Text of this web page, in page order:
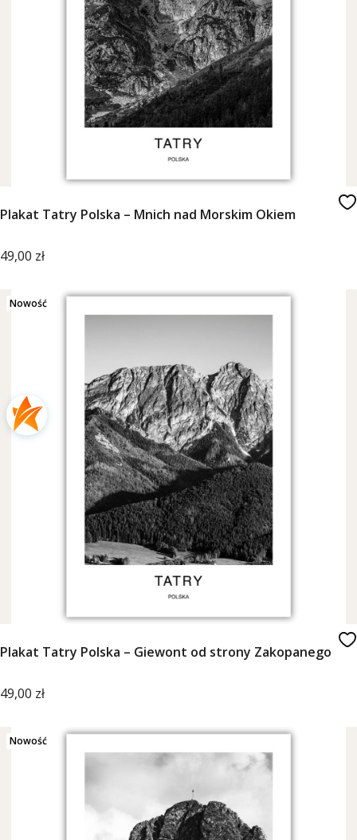
Plakat Tatry Polska – Mnich nad Morskim Okiem
Cena
49,00 zł
Nowość
Plakat Tatry Polska – Giewont od strony Zakopanego
Cena
49,00 zł
Nowość